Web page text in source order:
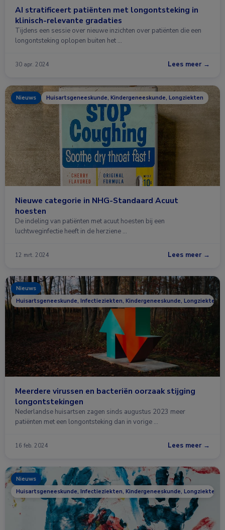
AI stratificeert patiënten met longontsteking in
klinisch-relevante gradaties
Tijdens een sessie over nieuwe inzichten over patiënten die een
longontsteking oplopen buiten het …
30 apr. 2024 Lees meer →
Nieuws Huisartsgeneeskunde, Kindergeneeskunde, Longziekten
Nieuwe categorie in NHG-Standaard Acuut
hoesten
De indeling van patiënten met acuut hoesten bij een
luchtweginfectie heeft in de herziene …
12 mrt. 2024 Lees meer →
Nieuws
Huisartsgeneeskunde, Infectieziekten, Kindergeneeskunde, Longziekten
Meerdere virussen en bacteriën oorzaak stijging
longontstekingen
Nederlandse huisartsen zagen sinds augustus 2023 meer
patiënten met een longontsteking dan in vorige …
16 feb. 2024 Lees meer →
Nieuws
Huisartsgeneeskunde, Infectieziekten, Kindergeneeskunde, Longziekten